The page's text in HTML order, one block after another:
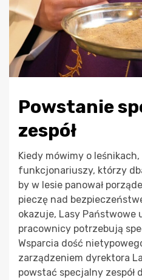
Powstanie
zespół
Kiedy mówimy o
funkcjonariuszy, którzy
by w lesie panował
pieczę nad
okazuje, Lasy Państwowe
pracownicy potrzebują
Wsparcia dość
zarządzeniem dyrektora
powstać specjalny zespół